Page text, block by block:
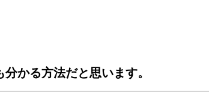
かる方法だと思います。